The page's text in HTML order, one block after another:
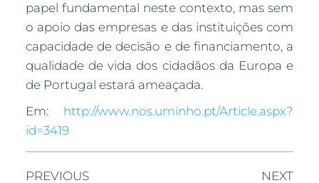
papel fundamental neste contexto, mas sem
o apoio das empresas e das instituições com
capacidade de decisão e de financiamento, a
qualidade de vida dos cidadãos da Europa e
de Portugal estará ameaçada.
Em: http://www.nos.uminho.pt/Article.aspx?
id=3419
PREVIOUS
NEXT